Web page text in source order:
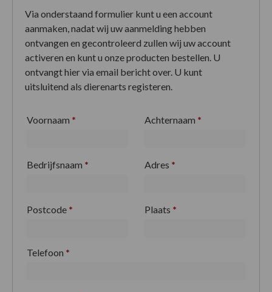
Via onderstaand formulier kunt u een account
aanmaken, nadat wij uw aanmelding hebben
ontvangen en gecontroleerd zullen wij uw account
activeren en kunt u onze producten bestellen. U
ontvangt hier via email bericht over. U kunt
uitsluitend als dierenarts registeren.
Voornaam * Achternaam *
Bedrijfsnaam * Adres *
Postcode * Plaats *
Telefoon *